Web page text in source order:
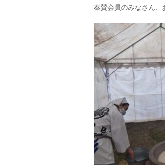
奉賛会員のみなさん、